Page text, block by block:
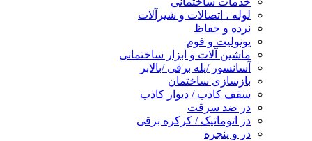
لوله ، اتصالات و شیرآلات
نرده و حفاظ
یونولیت و فوم
ماشین آلات و ابزار ساختمانی
آسانسور /پله برقی /بالابر
بازسازی ساختمان
سقف کاذب / دیوار کاذب
در ضد سرقت
در اتوماتیک / کرکره برقی
در و پنجره